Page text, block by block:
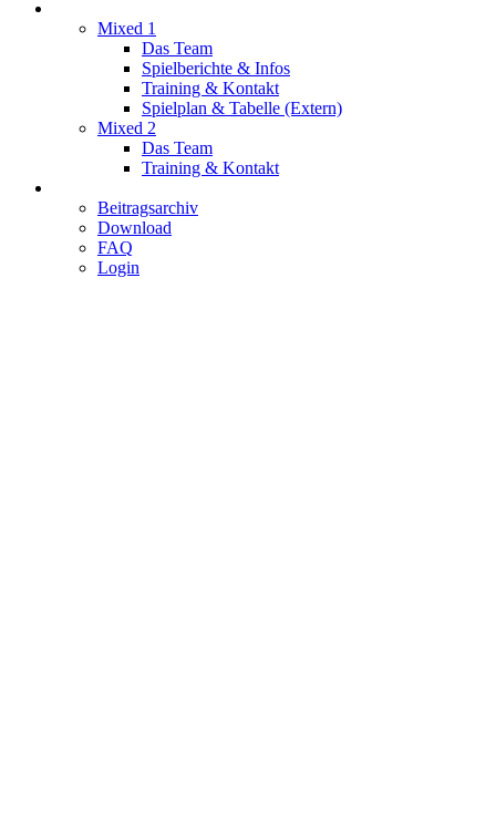
Mixed 1
Das Team
Spielberichte & Infos
Training & Kontakt
Spielplan & Tabelle (Extern)
Mixed 2
Das Team
Training & Kontakt
Beitragsarchiv
Download
FAQ
Login